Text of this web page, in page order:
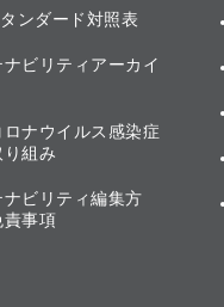
ンダード対照表
ビリティアーカイ
ロナウイルス感染症
組み
ナビリティ編集方
事項